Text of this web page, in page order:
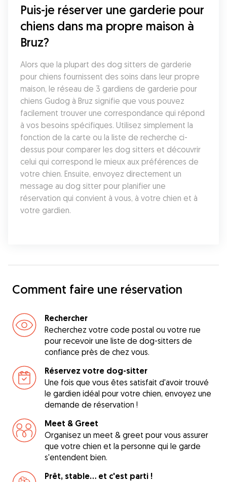
Puis-je réserver une garderie pour
chiens dans ma propre maison à
Bruz?
Alors que la plupart des dog sitters de garderie
pour chiens fournissent des soins dans leur propre
maison, le réseau de 3 gardiens de garderie pour
chiens Gudog à Bruz signifie que vous pouvez
facilement trouver une correspondance qui répond
à vos besoins spécifiques. Utilisez simplement la
fonction de la carte ou la liste de recherche ci-
dessus pour comparer les dog sitters et découvrir
celui qui correspond le mieux aux préférences de
votre chien. Ensuite, envoyez directement un
message au dog sitter pour planifier une
réservation qui convient à vous, à votre chien et à
votre gardien.
Comment faire une réservation
Rechercher
Recherchez votre code postal ou votre rue
pour recevoir une liste de dog-sitters de
confiance près de chez vous.
Réservez votre dog-sitter
Une fois que vous êtes satisfait d'avoir trouvé
le gardien idéal pour votre chien, envoyez une
demande de réservation !
Meet & Greet
Organisez un meet & greet pour vous assurer
que votre chien et la personne qui le garde
s'entendent bien.
Prêt, stable... et c'est parti !